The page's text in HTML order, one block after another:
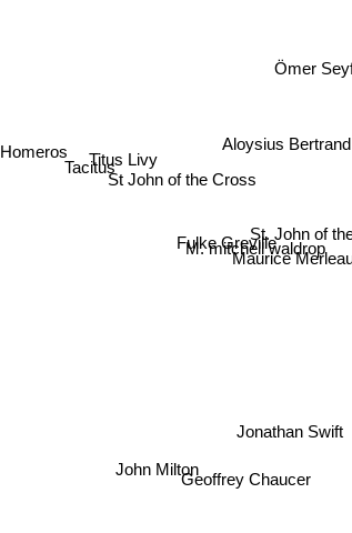
Homeros
Titus Livy
Tacitus
St John of the Cross
Fulke Greville
M. mitchell waldrop
Aloysius Bertrand
Ömer
Maurice
John Milton
Jonathan Swift
Geoffrey Chaucer